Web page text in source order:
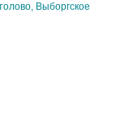
Выборгское